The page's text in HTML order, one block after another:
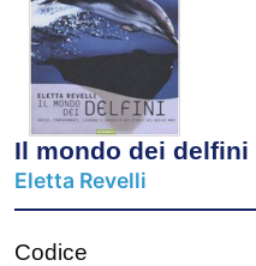
Il mondo dei delfini
Eletta Revelli
Codice